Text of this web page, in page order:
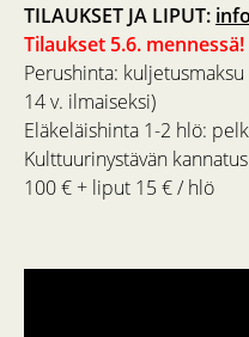
TILAUKSET JA LIPUT:
Tilaukset 5.6. mennessä!
Perushinta:
14 v. ilmaiseksi)
Eläkeläishinta 1-2 hlö:
Kulttuurinystävän
100 € + liput 15 € / hlö